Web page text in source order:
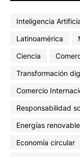
Inteligencia
Latinoamérica
Ciencia
Transformación
Comercio
Responsabilidad
Energías
Economía circular